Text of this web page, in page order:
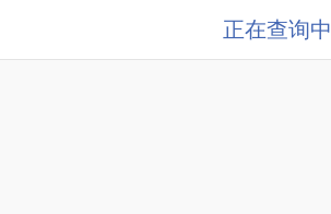
正在查询中